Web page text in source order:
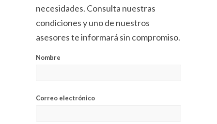
necesidades. Consulta nuestras
condiciones y uno de nuestros
asesores te informará sin compromiso.
Nombre
Correo electrónico